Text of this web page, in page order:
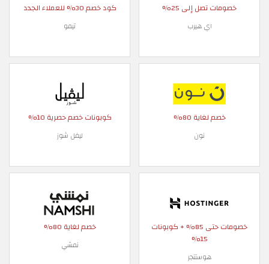
خصومات تصل إلى 25%
اي هيرب
كود خصم 30% للعملاء الجدد
تيمو
خصم لغاية 80%
نون
كوبونات خصم حصرية 10%
ليفل شوز
خصومات حتى 85% + كوبونات
15%
هوستنجر
خصم لغاية 80%
نمشي